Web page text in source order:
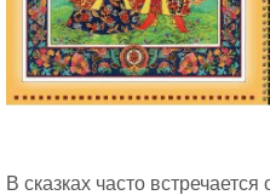
В сказках часто встречается